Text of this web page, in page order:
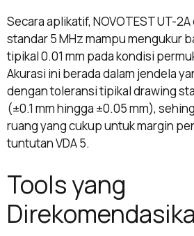
Secara aplikatif, NOVOTEST UT-
standar 5 MHz mampu mengukur
tipikal 0.01 mm pada kondisi
Akurasi ini berada dalam jendela
dengan toleransi tipikal drawing
(±0.1 mm hingga ±0.05 mm),
ruang yang cukup untuk margin
tuntutan VDA 5.
Tools yang